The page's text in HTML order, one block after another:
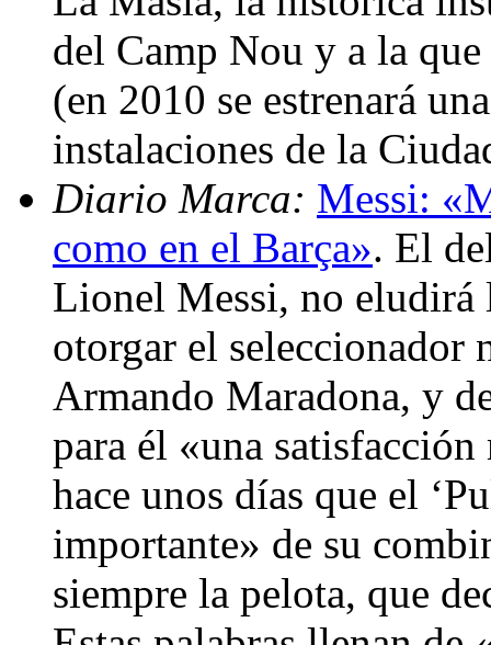
del Camp Nou y a la
(en 2010 se estrenará
instalaciones de la
Diario Marca: Messi:
como en el Barça». El
Lionel Messi, no eludirá
otorgar el seleccionador
Armando Maradona, y
para él «una
hace unos días que el
importante» de su
siempre la pelota, que